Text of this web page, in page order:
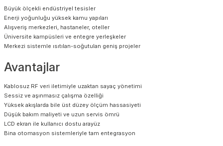
Büyük ölçekli endüstriyel tesisler
Enerji yoğunluğu yüksek kamu yapıları
Alışveriş merkezleri, hastaneler, oteller
Üniversite kampüsleri ve entegre yerleşkeler
Merkezi sistemle ısıtılan-soğutulan geniş projeler
Avantajlar
Kablosuz RF veri iletimiyle uzaktan sayaç yönetimi
Sessiz ve aşınmasız çalışma özelliği
Yüksek akışlarda bile üst düzey ölçüm hassasiyeti
Düşük bakım maliyeti ve uzun servis ömrü
LCD ekran ile kullanıcı dostu arayüz
Bina otomasyon sistemleriyle tam entegrasyon